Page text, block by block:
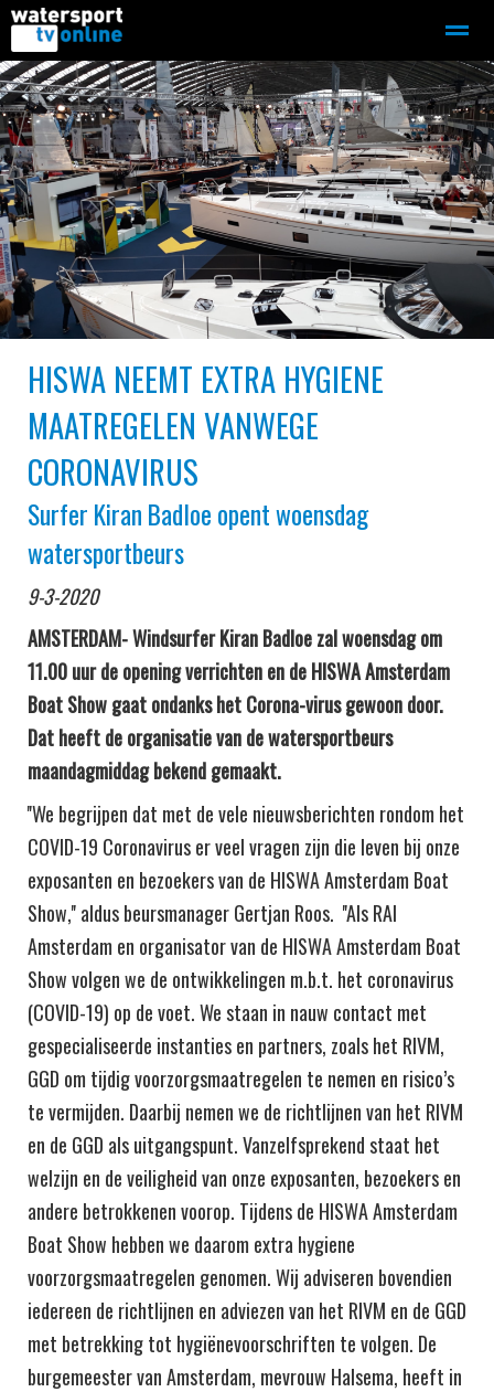
Zeilen Motorboot-sloep Adverteren Redactie
Home Contact Bellen Zoeken
HISWA NEEMT EXTRA HYGIENE
MAATREGELEN VANWEGE
CORONAVIRUS
Surfer Kiran Badloe opent woensdag
watersportbeurs
9-3-2020
AMSTERDAM- Windsurfer Kiran Badloe zal woensdag om
11.00 uur de opening verrichten en de HISWA Amsterdam
Boat Show gaat ondanks het Corona-virus gewoon door.
Dat heeft de organisatie van de watersportbeurs
maandagmiddag bekend gemaakt.
''We begrijpen dat met de vele nieuwsberichten rondom het
COVID-19 Coronavirus er veel vragen zijn die leven bij onze
exposanten en bezoekers van de HISWA Amsterdam Boat
Show,'' aldus beursmanager Gertjan Roos. ''Als RAI
Amsterdam en organisator van de HISWA Amsterdam Boat
Show volgen we de ontwikkelingen m.b.t. het coronavirus
(COVID-19) op de voet. We staan in nauw contact met
gespecialiseerde instanties en partners, zoals het RIVM,
GGD om tijdig voorzorgsmaatregelen te nemen en risico’s
te vermijden. Daarbij nemen we de richtlijnen van het RIVM
en de GGD als uitgangspunt. Vanzelfsprekend staat het
welzijn en de veiligheid van onze exposanten, bezoekers en
andere betrokkenen voorop. Tijdens de HISWA Amsterdam
Boat Show hebben we daarom extra hygiene
voorzorgsmaatregelen genomen. Wij adviseren bovendien
iedereen de richtlijnen en adviezen van het RIVM en de GGD
met betrekking tot hygiënevoorschriften te volgen. De
burgemeester van Amsterdam, mevrouw Halsema, heeft in